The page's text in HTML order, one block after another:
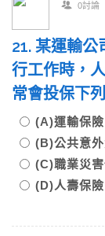
0討論
21. 某運輸
行工作時，
常會投保下
(A)運輸保
(B)公共意
(C)職業災
(D)人壽保險